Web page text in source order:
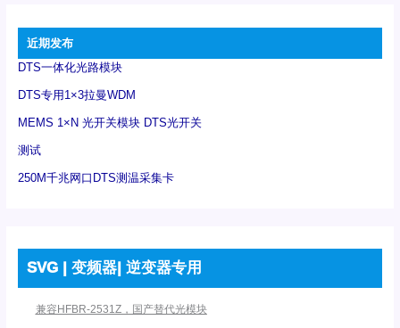
近期发布
DTS一体化光路模块
DTS专用1×3拉曼WDM
MEMS 1×N 光开关模块 DTS光开关
测试
250M千兆网口DTS测温采集卡
SVG | 变频器| 逆变器专用
兼容HFBR-2531Z，国产替代光模块